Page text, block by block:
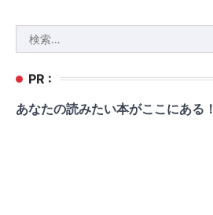
索:
PR :
あなたの読みたい本がここにある！